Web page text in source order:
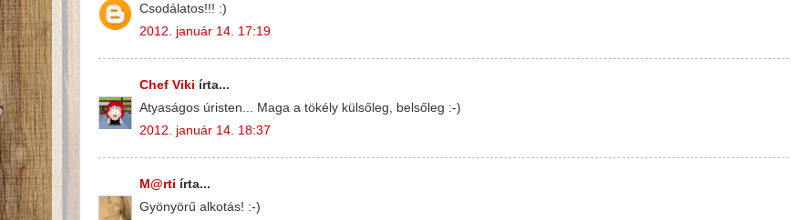
Csodálatos!!! :)
2012. január 14. 17:19
Chef Viki írta...
Atyaságos úristen... Maga a tökély külsőleg, belsőleg :-)
2012. január 14. 18:37
M@rti írta...
Gyönyörű alkotás! :-)